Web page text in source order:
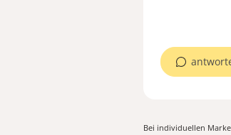
Bei individuellen